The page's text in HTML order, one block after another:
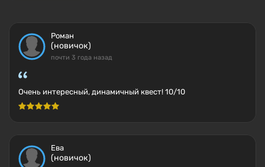
Роман
(новичок)
почти 3 года назад
Очень интересный, динамичный квест! 10/10
Ева
(новичок)